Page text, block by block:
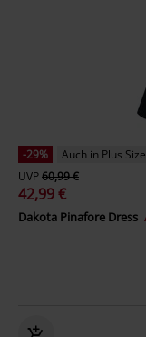
-29%
Auch in Plus Size
UVP60,99 €
42,99 €
Dakota Pinafore Dress